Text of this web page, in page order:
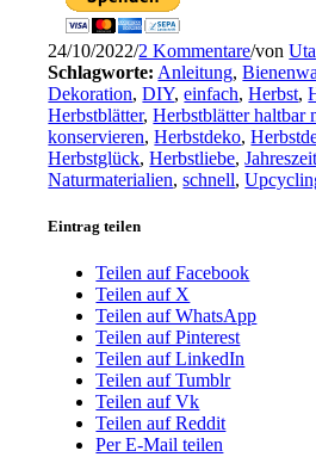
24/10/2022/2 Kommentare/vonUta
Schlagworte: Anleitung,
Dekoration,DIY,einfach,Herbst,
Herbstblätter,Herbstblätter haltbar
konservieren,Herbstdeko,
Herbstglück,Herbstliebe,
Naturmaterialien,schnell,
Eintrag teilen
Teilen auf Facebook
Teilen auf X
Teilen auf WhatsApp
Teilen auf Pinterest
Teilen auf LinkedIn
Teilen auf Tumblr
Teilen auf Vk
Teilen auf Reddit
Per E-Mail teilen